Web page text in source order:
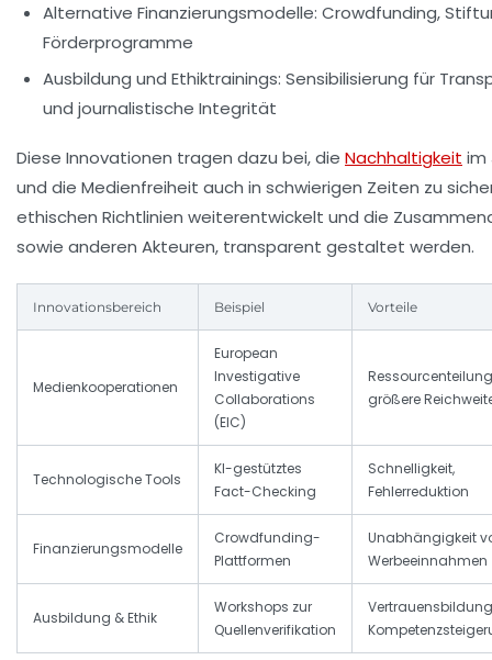
Alternative Finanzierungsmodelle: Crowdfunding,
Förderprogramme
Ausbildung und Ethiktrainings: Sensibilisierung für
und journalistische Integrität
Diese Innovationen tragen dazu bei, die Nachhaltigkeit im
und die Medienfreiheit auch in schwierigen Zeiten zu
ethischen Richtlinien weiterentwickelt und die
sowie anderen Akteuren, transparent gestaltet werden.
Innovationsbereich Beispiel Vorteile
Medienkooperationen
European
Investigative
Collaborations
(EIC)
größere
Technologische Tools
KI-gestütztes
Fact-Checking
Schnelligkeit,
Fehlerreduktion
Finanzierungsmodelle
Crowdfunding-
Plattformen
Unabhängigkeit
Werbeeinnahmen
Ausbildung & Ethik
Workshops zur
Quellenverifikation